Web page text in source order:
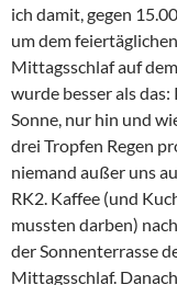
ich damit, gegen
um dem
Mittagsschlaf auf
wurde besser als
Sonne, nur hin und
drei Tropfen Regen
niemand außer uns
RK2. Kaffee (und
mussten darben)
der Sonnenterrasse
Mittagsschlaf.